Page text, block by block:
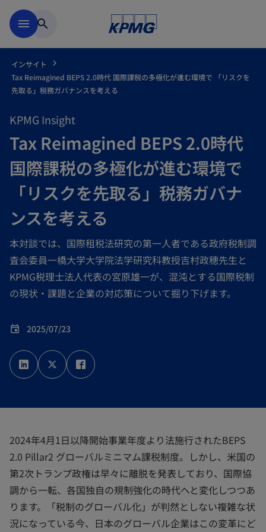
menu search
インサイト
Tax Reimagined BEPS 2.0時代 国際課税の多極化が進む環境で 「リスクを
先取る」税務ガバナンスを考える
KPMG Insight
Tax Reimagined BEPS 2.0時代
国際課税の多極化が進む環境で
「リスクを先取る」税務ガバナ
ンスを考える
本対談では、国際租税法研究の第一人者である政府税制調
査会委員一橋大学大学院法学研究科教授吉村政穂先生と
KPMG税理士法人代表の宮原雄一が、混沌とする国際税制
の現状・課題と企業の対応策について掘り下げます。
event 2025/07/23
新
し
い
タ
新
し
い
タ
し
い
2024年4月1日以降開始事業年度より法施行されたBEPS
2.0 Pillar2 グローバルミニマム課税制度。しかし、米国の
第2次トランプ政権は早々に離脱を発表しており、国際協
調から一転、各国独自の規制強化の時代へと変化しつつあ
ります。「税制のグローバル化」が判然としない複雑な状
況になっている今、日本のグローバル企業はこの変革にど